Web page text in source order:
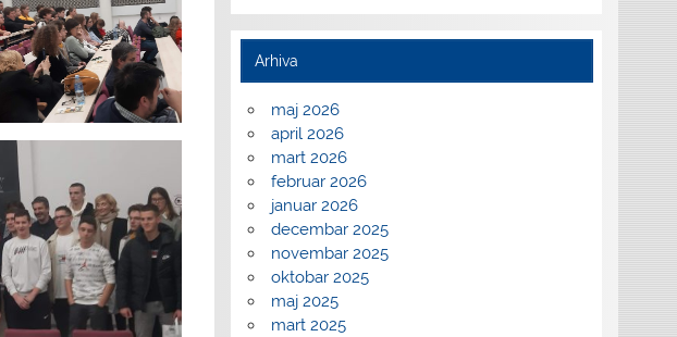
Arhiva
maj 2026
april 2026
mart 2026
februar 2026
januar 2026
decembar 2025
novembar 2025
oktobar 2025
maj 2025
mart 2025